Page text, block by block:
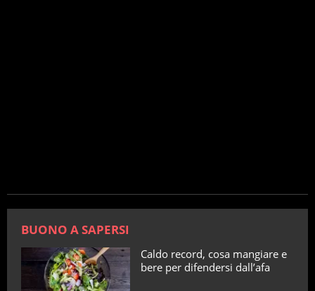
BUONO A SAPERSI
Caldo record, cosa mangiare e
bere per difendersi dall’afa